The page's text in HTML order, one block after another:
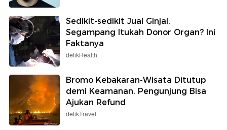
Sedikit-sedikit Jual Ginjal,
Segampang Itukah Donor Organ? Ini
Faktanya
detikHealth
Bromo Kebakaran-Wisata Ditutup
demi Keamanan, Pengunjung Bisa
Ajukan Refund
detikTravel